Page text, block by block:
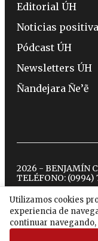
Utilizamos cookies
experiencia de
continuar
Editorial ÚH
Noticias
Pódcast ÚH
Newsletters ÚH
Ñandejara Ñe’ẽ
2026 - BENJAMÍN
TELÉFONO: (0994)
twitter